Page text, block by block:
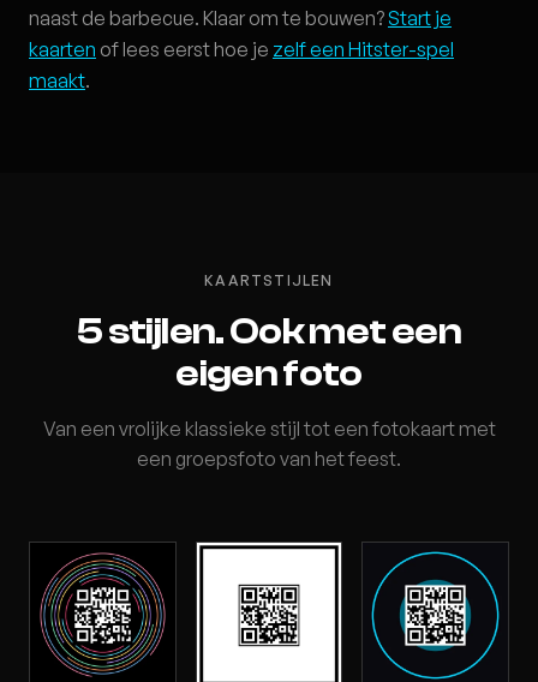
naast de barbecue. Klaar om te bouwen?Start je
kaarten of lees eerst hoe je zelf een Hitster-spel
maakt.
KAARTSTIJLEN
5 stijlen. Ook met een
eigen foto
Van een vrolijke klassieke stijl tot een fotokaart met
een groepsfoto van het feest.